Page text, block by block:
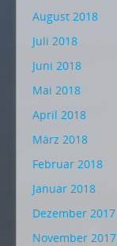
August 2018
Juli 2018
Juni 2018
Mai 2018
April 2018
März 2018
Februar 2018
Januar 2018
Dezember 2017
November 2017